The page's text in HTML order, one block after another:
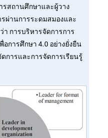
สถานศึกษาและผู้วาง
ผ่านการระดมสมองและ
า การบริหารจัดการการ
อการศึกษา 4.0 อย่างยั่งยืน
การและการจัดการเรียนรู้